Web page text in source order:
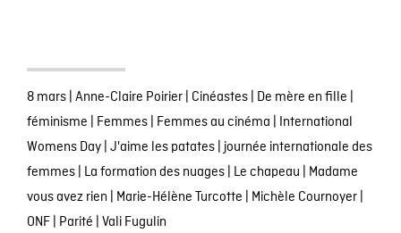
8 mars| Anne-Claire Poirier| Cinéastes| De mère en fille |
féminisme | Femmes| Femmes au cinéma | International
Womens Day| J'aime les patates| journée internationale des
femmes| La formation des nuages| Le chapeau | Madame
vous avez rien | Marie-Hélène Turcotte | Michèle Cournoyer|
ONF| Parité | Vali Fugulin